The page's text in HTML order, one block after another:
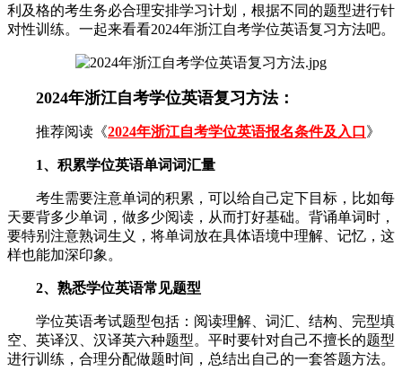
利及格的考生务必合理安排学习计划，根据不同的题型进行针
对性训练。一起来看看2024年浙江自考学位英语复习方法吧。
2024年浙江自考学位英语复习方法：
推荐阅读《2024年浙江自考学位英语报名条件及入口 》
1、积累学位英语单词词汇量
考生需要注意单词的积累，可以给自己定下目标，比如每
天要背多少单词，做多少阅读，从而打好基础。背诵单词时，
要特别注意熟词生义，将单词放在具体语境中理解、记忆，这
样也能加深印象。
2、熟悉学位英语常见题型
学位英语考试题型包括：阅读理解、词汇、结构、完型填
空、英译汉、汉译英六种题型。平时要针对自己不擅长的题型
进行训练，合理分配做题时间，总结出自己的一套答题方法。